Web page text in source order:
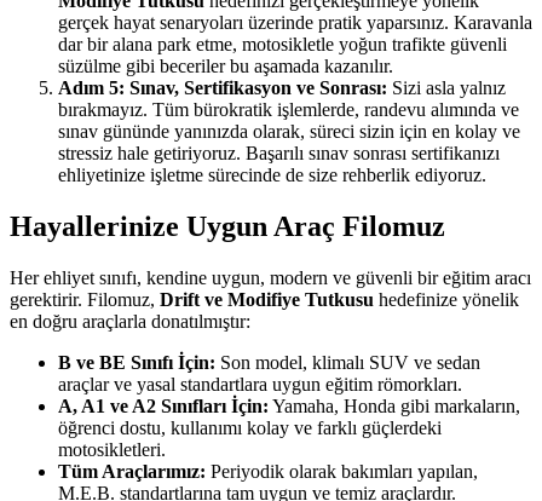
gerçek hayat senaryoları üzerinde pratik yaparsınız. Karavanla
dar bir alana park etme, motosikletle yoğun trafikte güvenli
süzülme gibi beceriler bu aşamada kazanılır.
Adım 5: Sınav, Sertifikasyon ve Sonrası: Sizi asla yalnız
bırakmayız. Tüm bürokratik işlemlerde, randevu alımında ve
sınav gününde yanınızda olarak, süreci sizin için en kolay ve
stressiz hale getiriyoruz. Başarılı sınav sonrası sertifikanızı
ehliyetinize işletme sürecinde de size rehberlik ediyoruz.
Hayallerinize Uygun Araç Filomuz
Her ehliyet sınıfı, kendine uygun, modern ve güvenli bir eğitim aracı
gerektirir. Filomuz, Drift ve Modifiye Tutkusu hedefinize yönelik
en doğru araçlarla donatılmıştır:
B ve BE Sınıfı İçin: Son model, klimalı SUV ve sedan
araçlar ve yasal standartlara uygun eğitim römorkları.
A, A1 ve A2 Sınıfları İçin: Yamaha, Honda gibi markaların,
öğrenci dostu, kullanımı kolay ve farklı güçlerdeki
motosikletleri.
Tüm Araçlarımız: Periyodik olarak bakımları yapılan,
M.E.B. standartlarına tam uygun ve temiz araçlardır.